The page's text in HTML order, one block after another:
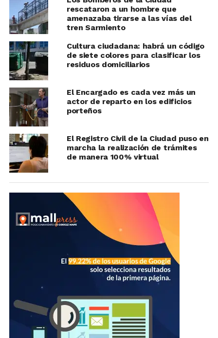
rescataron a un hombre que
amenazaba tirarse a las vías del
tren Sarmiento
Cultura ciudadana: habrá un código
de siete colores para clasificar los
residuos domiciliarios
El Encargado es cada vez más un
actor de reparto en los edificios
porteños
El Registro Civil de la Ciudad puso en
marcha la realización de trámites
de manera 100% virtual